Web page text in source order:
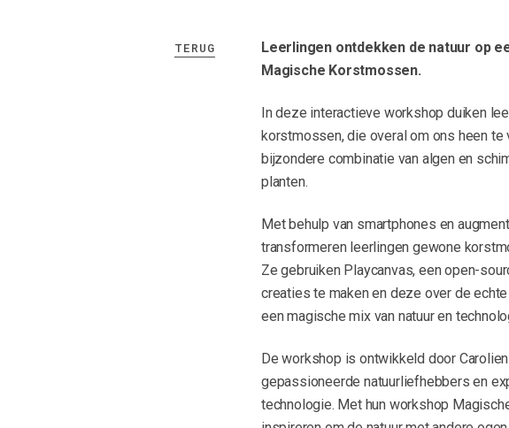
TERUG
Leerlingen ontdekken de natuur op
Magische Korstmossen.
In deze interactieve workshop duiken
korstmossen, die overal om ons heen te
bijzondere combinatie van algen en
planten.
Met behulp van smartphones en
transformeren leerlingen gewone
Ze gebruiken Playcanvas, een open-
creaties te maken en deze over de
een magische mix van natuur en
De workshop is ontwikkeld door
gepassioneerde natuurliefhebbers en
technologie. Met hun workshop